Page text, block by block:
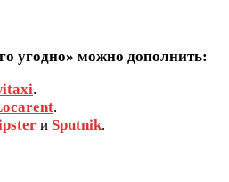
угодно» можно дополнить:
.
.
и Sputnik.